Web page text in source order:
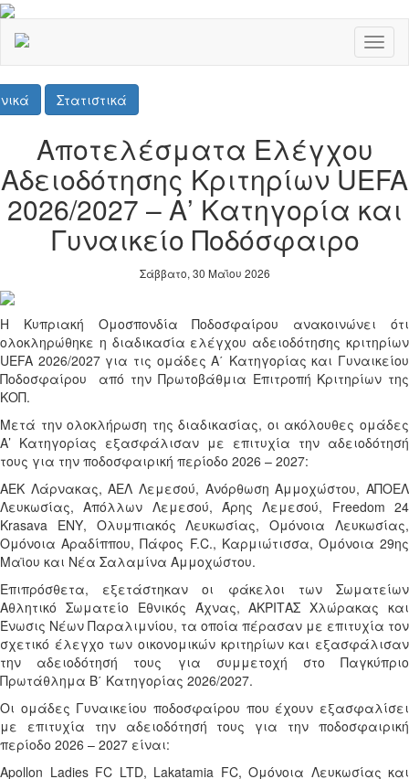
Στατιστικά
Αποτελέσματα Ελέγχου
Αδειοδότησης Κριτηρίων UEFA
2026/2027 – Α’ Κατηγορία και
Γυναικείο Ποδόσφαιρο
Σάββατο, 30 Μαΐου 2026
Η Κυπριακή Ομοσπονδία Ποδοσφαίρου ανακοινώνει ότι
ολοκληρώθηκε η διαδικασία ελέγχου αδειοδότησης κριτηρίων
UEFA 2026/2027 για τις ομάδες Α΄ Κατηγορίας και Γυναικείου
Ποδοσφαίρου
από την Πρωτοβάθμια Επιτροπή Κριτηρίων της
ΚΟΠ.
Μετά την ολοκλήρωση της διαδικασίας, οι ακόλουθες ομάδες
Α’ Κατηγορίας εξασφάλισαν με επιτυχία την αδειοδότησή
τους για την ποδοσφαιρική περίοδο 2026 – 2027:
ΑΕΚ Λάρνακας, ΑΕΛ Λεμεσού, Ανόρθωση Αμμοχώστου, ΑΠΟΕΛ
Λευκωσίας, Απόλλων Λεμεσού, Άρης Λεμεσού, Freedom 24
Krasava ΕΝΥ, Ολυμπιακός Λευκωσίας, Ομόνοια Λευκωσίας,
Ομόνοια Αραδίππου, Πάφος F.C., Καρμιώτισσα, Ομόνοια 29ης
Μαϊου και Νέα Σαλαμίνα Αμμοχώστου.
Επιπρόσθετα, εξετάστηκαν οι φάκελοι των Σωματείων
Αθλητικό Σωματείο Εθνικός Άχνας, ΑΚΡΙΤΑΣ Χλώρακας και
Ένωσις Νέων Παραλιμνίου, τα οποία πέρασαν με επιτυχία τον
σχετικό έλεγχο των οικονομικών κριτηρίων και εξασφάλισαν
την αδειοδότησή τους για συμμετοχή στο Παγκύπριο
Πρωτάθλημα Β΄ Κατηγορίας 2026/2027.
Οι ομάδες Γυναικείου ποδοσφαίρου που έχουν εξασφαλίσει
με επιτυχία την αδειοδότησή τους για την ποδοσφαιρική
περίοδο 2026 – 2027 είναι:
Apollon Ladies FC LTD, Lakatamia FC, Ομόνοια Λευκωσίας και